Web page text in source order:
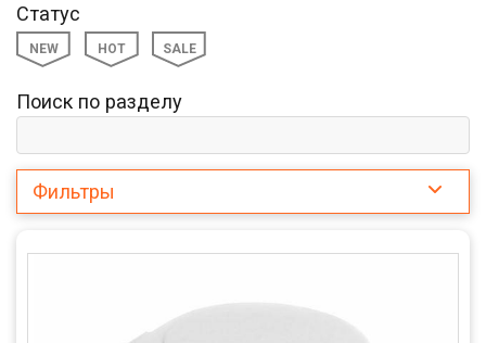
Статус
NEW HOT SALE
Поиск по разделу
Фильтры